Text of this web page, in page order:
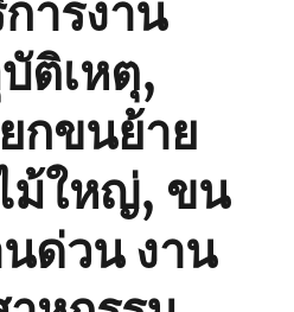
ารงาน
ติเหตุ,
กขนย้าย
ม้ใหญ่, ขน
ด่วน งาน